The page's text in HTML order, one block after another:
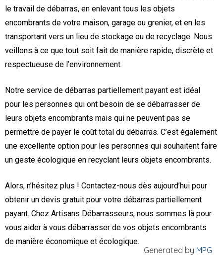
le travail de débarras, en enlevant tous les objets
encombrants de votre maison, garage ou grenier, et en les
transportant vers un lieu de stockage ou de recyclage. Nous
veillons à ce que tout soit fait de manière rapide, discrète et
respectueuse de l’environnement.
Notre service de débarras partiellement payant est idéal
pour les personnes qui ont besoin de se débarrasser de
leurs objets encombrants mais qui ne peuvent pas se
permettre de payer le coût total du débarras. C’est également
une excellente option pour les personnes qui souhaitent faire
un geste écologique en recyclant leurs objets encombrants.
Alors, n’hésitez plus ! Contactez-nous dès aujourd’hui pour
obtenir un devis gratuit pour votre débarras partiellement
payant. Chez Artisans Débarrasseurs, nous sommes là pour
vous aider à vous débarrasser de vos objets encombrants
de manière économique et écologique.
Generated by MPG